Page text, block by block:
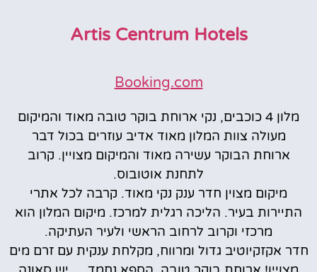
Artis Centrum Hotels
Booking.com
מלון 4 כוכבים, נקי ארוחת בוקר טובה מאוד והמיקום
מעולה צוות המלון מאוד אדיב עוזרים בכול דבר
ארוחת הבוקר עשירה מאוד והמיקום מצויין. קרוב
לתחנת אוטובוס.
מיקום מצוין חדר ענק נקי מאוד. קרבה לכל אתרי
התיירות בעיר. הליכה רגלית למרכז. מיקום המלון הוא
מרכזי וקרוב לרחוב הראשי ולעיר העתיקה.
חדר אקזקיוטיב גדול ומרווח, מקלחת ענקית עם זרם מים